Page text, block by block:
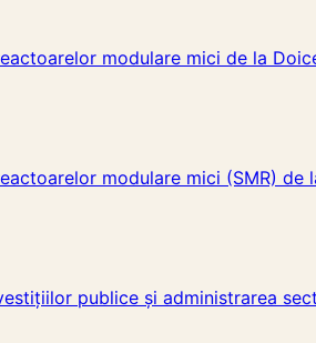
modulare mici de la
modulare mici (SMR)
publice și administrarea